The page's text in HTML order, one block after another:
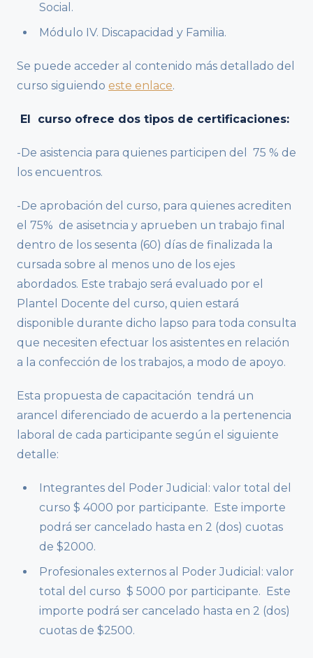
Social.
Módulo IV. Discapacidad y Familia.
Se puede acceder al contenido más detallado del
curso siguiendo este enlace.
El curso ofrece dos tipos de certificaciones:
-De asistencia para quienes participen del 75 % de
los encuentros.
-De aprobación del curso, para quienes acrediten
el 75% de asisetncia y aprueben un trabajo final
dentro de los sesenta (60) días de finalizada la
cursada sobre al menos uno de los ejes
abordados. Este trabajo será evaluado por el
Plantel Docente del curso, quien estará
disponible durante dicho lapso para toda consulta
que necesiten efectuar los asistentes en relación
a la confección de los trabajos, a modo de apoyo.
Esta propuesta de capacitación tendrá un
arancel diferenciado de acuerdo a la pertenencia
laboral de cada participante según el siguiente
detalle:
Integrantes del Poder Judicial: valor total del
curso $ 4000 por participante. Este importe
podrá ser cancelado hasta en 2 (dos) cuotas
de $2000.
Profesionales externos al Poder Judicial: valor
total del curso $ 5000 por participante. Este
importe podrá ser cancelado hasta en 2 (dos)
cuotas de $2500.